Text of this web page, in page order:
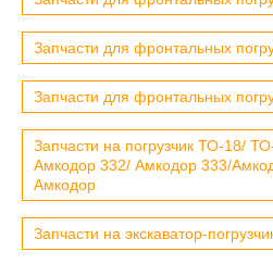
Запчасти для фронтальных
Запчасти для фронтальных
Запчасти на погрузчик ТО-18/
Амкодор 332/ Амкодор 333/
Амкодор
Запчасти на экскаватор-